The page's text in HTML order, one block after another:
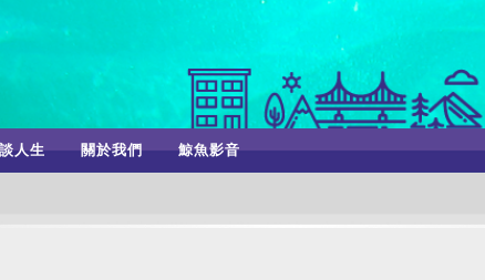
人生 關於我們 鯨魚影音